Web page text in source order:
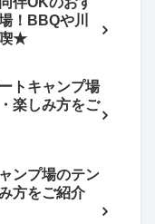
！BBQや川
喫★
トキャンプ場
楽しみ方をご
ンプ場のテン
方をご紹介